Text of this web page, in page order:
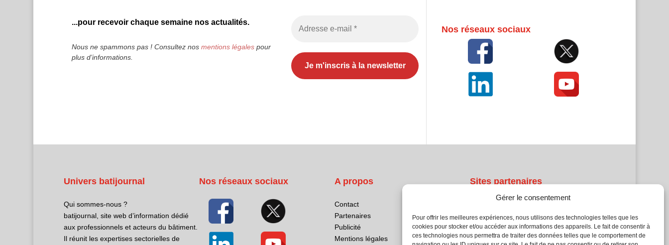
Gérer le consentement
Pour offrir les meilleures expériences, nous utilisons des technologies telles que les
cookies pour stocker et/ou accéder aux informations des appareils. Le fait de consentir à
ces technologies nous permettra de traiter des données telles que le comportement de
...pour recevoir chaque semaine nos actualités.
Nous ne spammons pas ! Consultez nos mentions légalespour
plus d’informations.
Nos réseaux sociaux
Univers batijournal
Qui sommes-nous ?
batijournal, site web d’information dédié
aux professionnels et acteurs du bâtiment.
Il réunit les expertises sectorielles de
Nos réseaux sociaux A propos
Contact
Partenaires
Publicité
Mentions légales
Sites partenaires
Atrium Patrimoine
Kiosque 21
L'Atelier Bois